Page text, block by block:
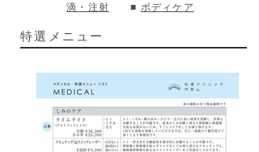
滴・注射 ​ ■ ボディケア
特選メニュー